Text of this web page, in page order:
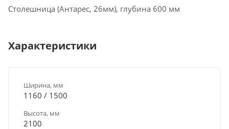
Столешница (Антарес, 26мм), глубина 600 мм
Характеристики
Ширина, мм
1160 / 1500
Высота, мм
2100